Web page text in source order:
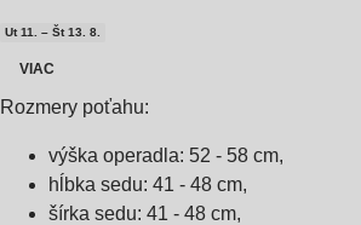
Ut 11. – Št 13. 8.
VIAC
Rozmery poťahu:
výška operadla: 52 - 58 cm,
hĺbka sedu: 41 - 48 cm,
šírka sedu: 41 - 48 cm,